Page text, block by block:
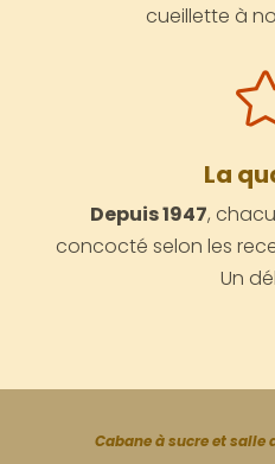
cueillette à
La
Depuis 1947,
concocté selon les
Un
Cabane à sucre et salle